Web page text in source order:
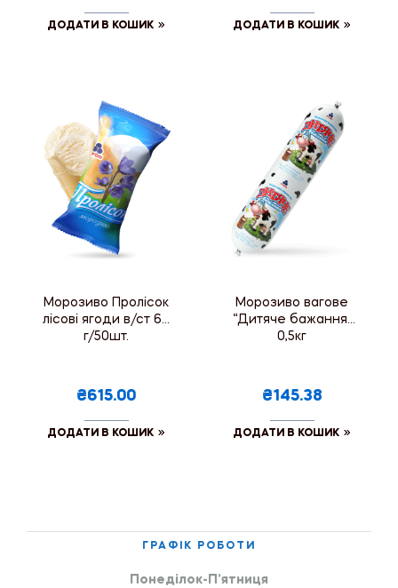
ДОДАТИ В КОШИК ДОДАТИ В КОШИК
Морозиво Пролісок
лісові ягоди в/ст 60
г/50шт.
₴615.00
ДОДАТИ В КОШИК
Морозиво вагове
“Дитяче бажання”
0,5кг
₴145.38
ДОДАТИ В КОШИК
ГРАФІК РОБОТИ
Понеділок-П’ятниця